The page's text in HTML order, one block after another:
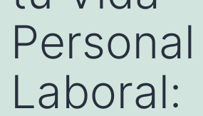
Laboral: